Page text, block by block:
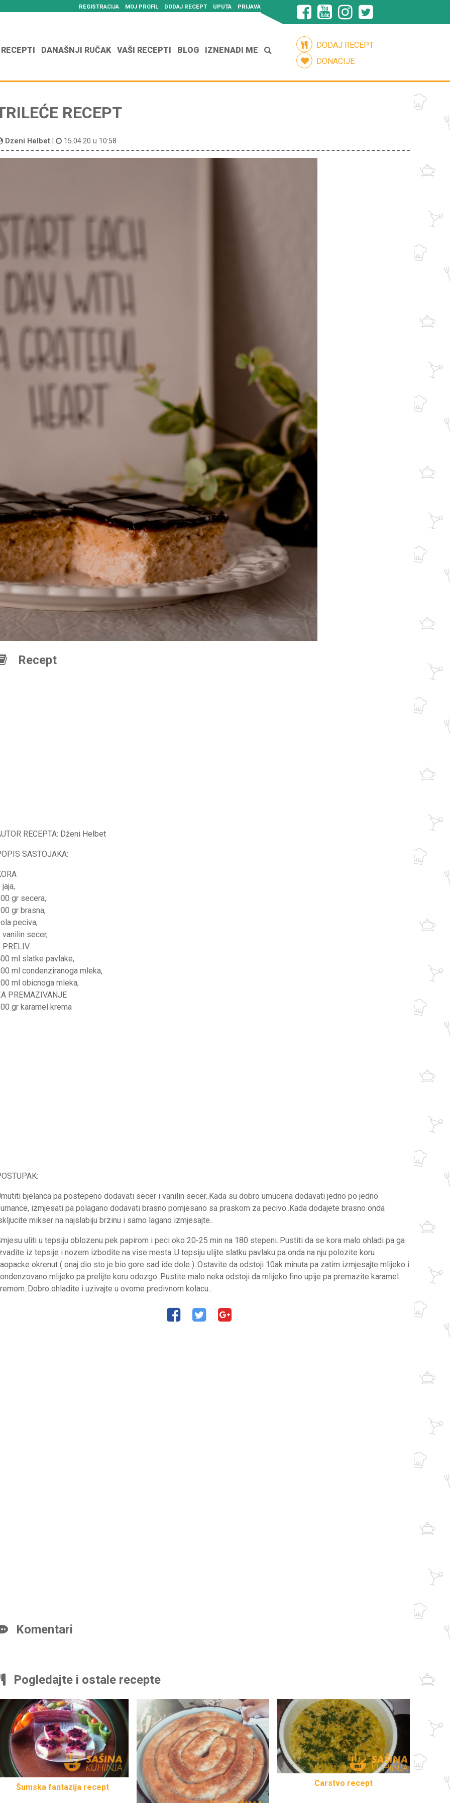
REGISTRACIJA MOJ PROFIL DODAJ RECEPT UPUTA PRIJAVA
DANAŠNJI RUČAK VAŠI RECEPTI BLOG IZNENADI ME
DODAJ RECEPT
DONACIJE
RECEPT
Dzeni Helbet 15.04.20 u 10:58
Recept
RECEPTA: Dženi Helbet
SASTOJAKA:
jaja,
gr secera,
gr brasna,
peciva,
vanilin secer,
PRELIV
ml slatke pavlake,
ml condenziranoga mleka,
ml obicnoga mleka,
PREMAZIVANJE
gr karamel krema
bjelanca pa postepeno dodavati secer i vanilin secer..Kada su dobro umucena dodavati jedno po jedno
izmjesati pa polagano dodavati brasno pomjesano sa praskom za pecivo..Kada dodajete brasno onda
mikser na najslabiju brzinu i samo lagano izmjesajte..
uliti u tepsiju oblozenu pek papirom i peci oko 20-25 min na 180 stepeni..Pustiti da se kora malo ohladi pa ga
iz tepsije i nozem izbodite na vise mesta..U tepsiju ulijte slatku pavlaku pa onda na nju polozite koru
okrenut ( onaj dio sto je bio gore sad ide dole )..Ostavite da odstoji 10ak minuta pa zatim izmjesajte mlijeko i
mlijeko pa prelijte koru odozgo..Pustite malo neka odstoji da mlijeko fino upije pa premazite karamel
ohladite i uzivajte u ovome predivnom kolacu..
Komentari
Pogledajte i ostale recepte
Šumska fantazija recept Carstvo recept